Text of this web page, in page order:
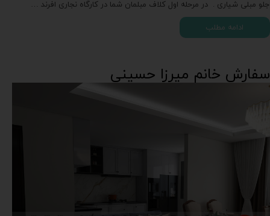
جلو مبلی شیاری . در مرحله اول کلاف مبلمان شما در کارگاه نجاری افرند …
ادامه مطلب
سفارش خانم میرزا حسینی